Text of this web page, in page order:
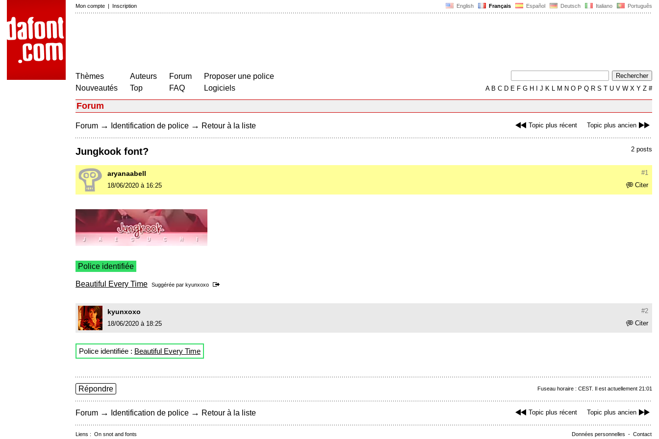
English Français Español Deutsch Italiano Português
Mon compte | Inscription
Thèmes
Nouveautés
Auteurs
Top
Forum
FAQ
Proposer une police
Logiciels
AB C D E F G H J K L M N O P Q R S T U V W X Y Z #
Forum
Topic plus récent Topic plus ancien
Forum → Identification de police → Retour à la liste
2 posts
Jungkook font?
#1
aryanaabell
Citer
18/06/2020 à 16:25
Police identifiée
Beautiful Every Time Suggérée par kyunxoxo
#2
kyunxoxo
Citer
18/06/2020 à 18:25
Police identifiée : Beautiful Every Time
Fuseau horaire : CEST. Il est actuellement 21:01
Répondre
Topic plus récent Topic plus ancien
Forum → Identification de police → Retour à la liste
Données personnelles - Contact
Liens : On snot and fonts